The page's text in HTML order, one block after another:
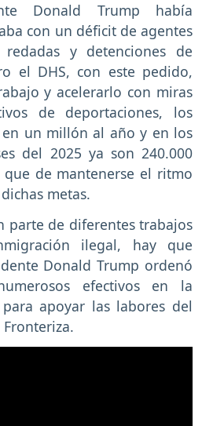
Donald Trump había
con un déficit de agentes
y detenciones de
el DHS, con este pedido,
y acelerarlo con miras
de deportaciones, los
en un millón al año y en los
del 2025 ya son 240.000
que de mantenerse el ritmo
metas.
parte de diferentes trabajos
ilegal, hay que
Donald Trump ordenó
efectivos en la
apoyar las labores del